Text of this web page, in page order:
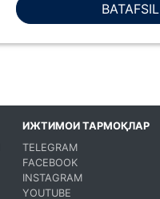
BATAFSIL
ИЖТИМОИ ТАРМОҚЛАР
TELEGRAM
FACEBOOK
INSTAGRAM
YOUTUBE